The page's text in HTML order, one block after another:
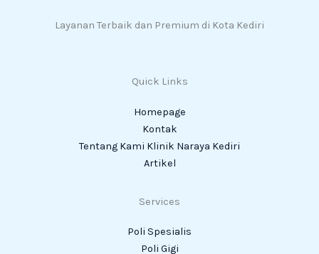
Layanan Terbaik dan Premium di Kota Kediri
Quick Links
Homepage
Kontak
Tentang Kami Klinik Naraya Kediri
Artikel
Services
Poli Spesialis
Poli Gigi